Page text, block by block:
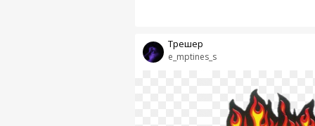
e_mptines_s
Трешер